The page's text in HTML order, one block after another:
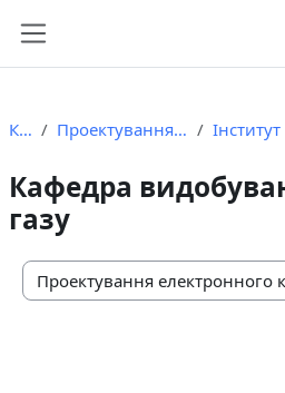
Курси Проектування електронного курсу
Кафедра
газу
Категорії курсів